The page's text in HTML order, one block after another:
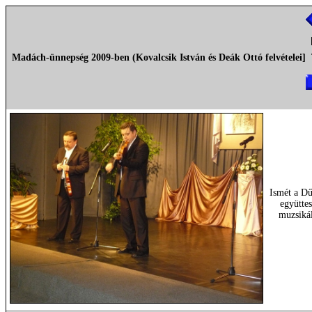
Madách-ünnepség 2009-ben (Kovalcsik István és Deák Ottó felvételei]
Ismét a
együttes